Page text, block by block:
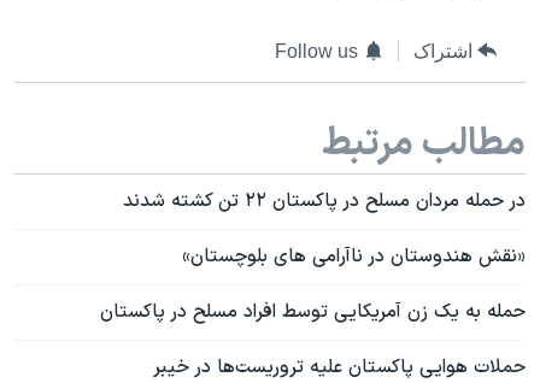
اشتراک Follow us
مطالب مرتبط
در حمله مردان مسلح در پاکستان ۲۲ تن کشته شدند
«نقش هندوستان در ناآرامی های بلوچستان»
حمله به یک زن آمریکایی توسط افراد مسلح در پاکستان
حملات هوایی پاکستان علیه تروریست‌ها در خیبر